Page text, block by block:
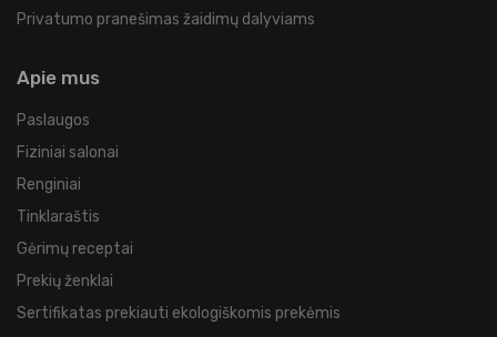
Privatumo pranešimas žaidimų dalyviams
Apie mus
Paslaugos
Fiziniai salonai
Renginiai
Tinklaraštis
Gėrimų receptai
Prekių ženklai
Sertifikatas prekiauti ekologiškomis prekėmis